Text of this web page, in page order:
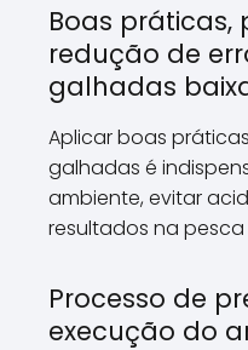
Boas práticas,
redução de
galhadas
Aplicar boas
galhadas é
ambiente, evitar
resultados na
Processo de
execução do